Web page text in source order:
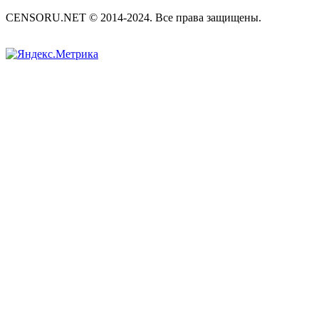
CENSORU.NET © 2014-2024. Все права защищены.